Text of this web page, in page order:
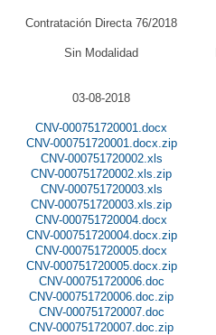
Contratación Directa 76/2018
Sin Modalidad
03-08-2018
CNV-000751720001.docx
CNV-000751720001.docx.zip
CNV-000751720002.xls
CNV-000751720002.xls.zip
CNV-000751720003.xls
CNV-000751720003.xls.zip
CNV-000751720004.docx
CNV-000751720004.docx.zip
CNV-000751720005.docx
CNV-000751720005.docx.zip
CNV-000751720006.doc
CNV-000751720006.doc.zip
CNV-000751720007.doc
CNV-000751720007.doc.zip